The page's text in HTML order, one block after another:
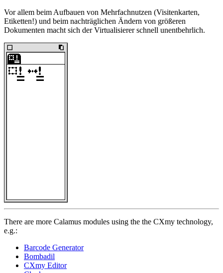
Vor allem beim Aufbauen von Mehrfachnutzen (Visitenkarten,
Etiketten!) und beim nachträglichen Ändern von größeren
Dokumenten macht sich der Virtualisierer schnell unentbehrlich.
There are more Calamus modules using the the CXmy technology,
e.g.:
Barcode Generator
Bombadil
CXmy Editor